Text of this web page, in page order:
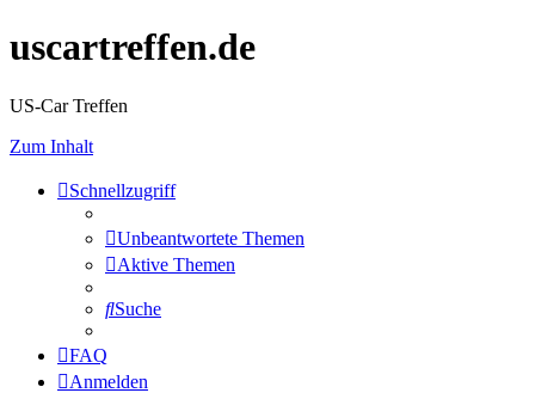
uscartreffen.de
US-Car Treffen
Zum Inhalt
Schnellzugriff
Unbeantwortete Themen
Aktive Themen
Suche
FAQ
Anmelden